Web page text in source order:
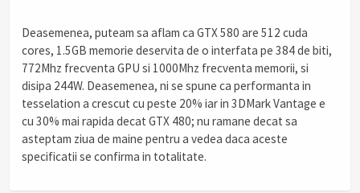
Deasemenea, puteam sa aflam ca GTX 580 are 512 cuda
cores, 1.5GB memorie deservita de o interfata pe 384 de biti,
772Mhz frecventa GPU si 1000Mhz frecventa memorii, si
disipa 244W. Deasemenea, ni se spune ca performanta in
tesselation a crescut cu peste 20% iar in 3DMark Vantage e
cu 30% mai rapida decat GTX 480; nu ramane decat sa
asteptam ziua de maine pentru a vedea daca aceste
specificatii se confirma in totalitate.